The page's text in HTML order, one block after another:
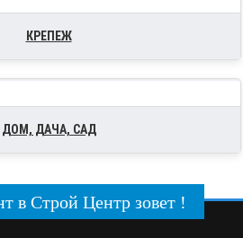
КРЕПЕЖ
ДОМ, ДАЧА, САД
в Строй Центр зовет !